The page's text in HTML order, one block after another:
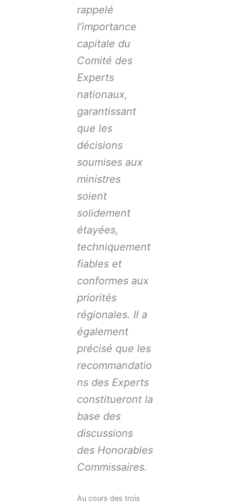
rappelé
l’importance
capitale du
Comité des
Experts
nationaux,
garantissant
que les
décisions
soumises aux
ministres
soient
solidement
étayées,
techniquement
fiables et
conformes aux
priorités
régionales. Il a
également
précisé que les
recommandatio
ns des Experts
constitueront la
base des
discussions
des Honorables
Commissaires.
Au cours des trois